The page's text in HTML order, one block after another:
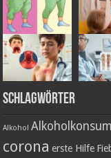
Schlagwörter
Alkohol Alkoholkonsum
corona erste Hilfe